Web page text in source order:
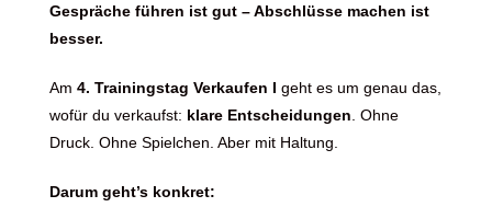
Gespräche führen ist gut – Abschlüsse machen ist
besser.
Am 4. Trainingstag Verkaufen I geht es um genau das,
wofür du verkaufst: klare Entscheidungen . Ohne
Druck. Ohne Spielchen. Aber mit Haltung.
Darum geht’s konkret: